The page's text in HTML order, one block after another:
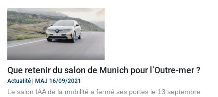
Que retenir du salon de Munich pour l’Outre-mer ?
Actualité | MAJ 16/09/2021
Le salon IAA de la mobilité a fermé ses portes le 13 septembre